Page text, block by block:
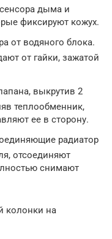
дыма и
фиксируют кожух.
от водяного блока.
от гайки, зажатой
выкрутив 2
теплообменник,
ее в сторону.
радиатор
отсоединяют
снимают
колонки на